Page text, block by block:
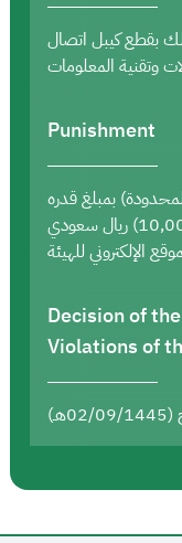
بقطع كيبل اتصال
وتقنية المعلومات
Punishment
بمبلغ قدره
Decision of
Violations of